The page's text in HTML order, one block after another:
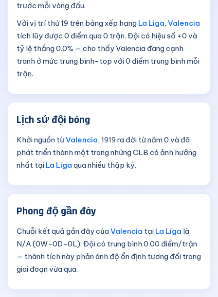
trước mỗi vòng đấu.
Với vị trí thứ 19 trên bảng xếp hạng La Liga, Valencia
tích lũy được 0 điểm qua 0 trận. Đội có hiệu số +0 và
tỷ lệ thắng 0.0% — cho thấy Valencia đang cạnh
tranh ở mức trung bình-top với 0 điểm trung bình mỗi
trận.
Lịch sử đội bóng
Khởi nguồn từValencia, 1919 ra đời từ năm 0 và đã
phát triển thành một trong những CLB có ảnh hưởng
nhất tại La Liga qua nhiều thập kỷ.
Phong độ gần đây
Chuỗi kết quả gần đây củaValencia tại La Liga là
N/A (0W-0D-0L). Đội có trung bình 0.00 điểm/trận
— thành tích này phản ánh độ ổn định tương đối trong
giai đoạn vừa qua.